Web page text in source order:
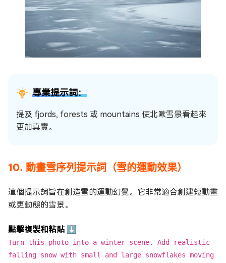
專業提示詞：
提及 fjords, forests 或 mountains 使北歐雪景看起來
更加真實。
10. 動畫雪序列提示詞（雪的運動效果）
這個提示詞旨在創造雪的運動幻覺。它非常適合創建短動畫
或更動態的雪景。
點擊複製和粘貼 ⬇
Turn this photo into a winter scene. Add realistic
falling snow with small and large snowflakes moving